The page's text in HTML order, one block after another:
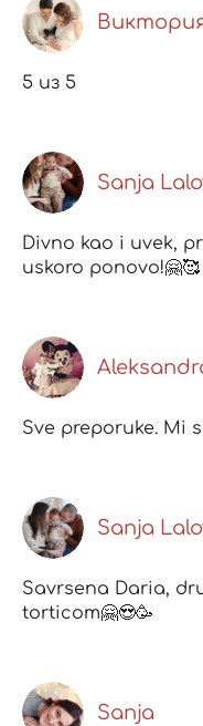
5 из 5
Sanja
Divno kao i uvek,
uskoro ponovo!🤗🥰
Sve preporuke. Mi
Sanja
Savrsena Daria,
torticom🤗😍🥳
Sanja